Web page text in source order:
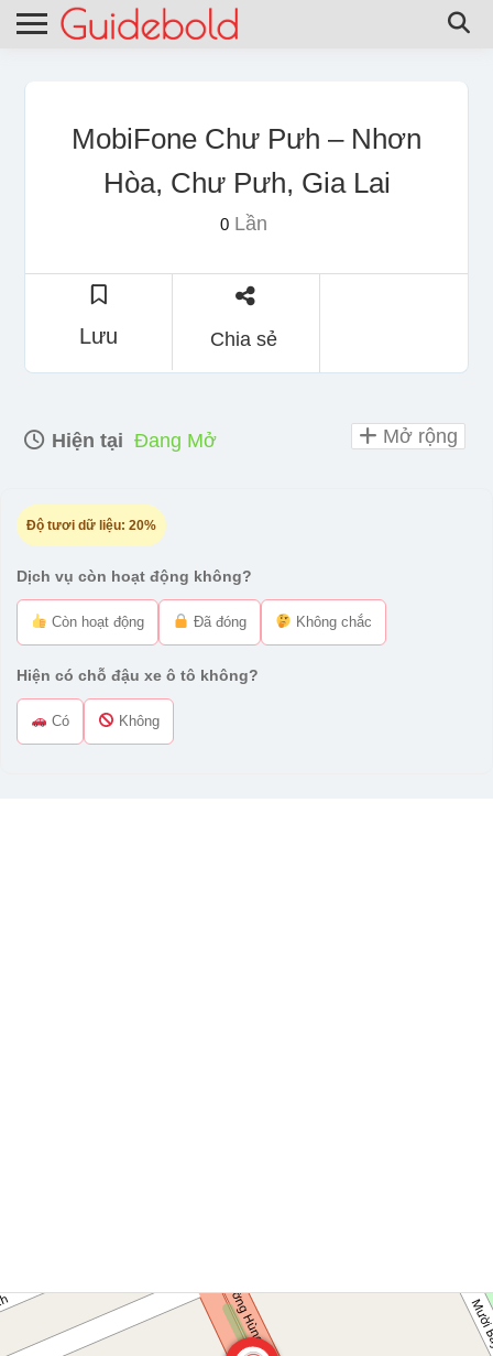
MobiFone Chư Pưh – Nhơn
Hòa, Chư Pưh, Gia Lai
0Lần
Lưu Chia sẻ
Hiện tại Đang Mở
Độ tươi dữ liệu: 20%
Dịch vụ còn hoạt động không?
Còn hoạt động Đã đóng Không chắc
Hiện có chỗ đậu xe ô tô không?
Có Không
Mở rộng